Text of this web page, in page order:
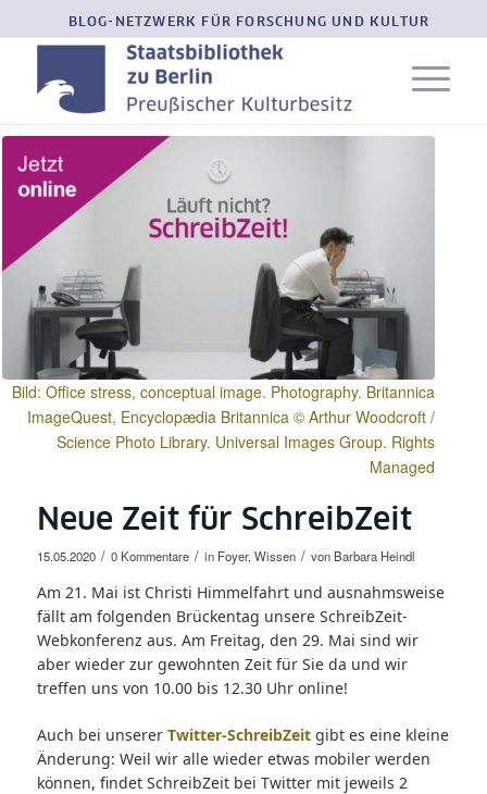
BLOG-NETZWERK FÜR FORSCHUNG UND KULTUR
Bild: Office stress, conceptual image. Photography. Britannica
ImageQuest, Encyclopædia Britannica © Arthur Woodcroft /
Science Photo Library. Universal Images Group. Rights
Managed
Neue Zeit für SchreibZeit
15.05.2020 / 0 Kommentare / in Foyer, Wissen / von Barbara Heindl
Am 21. Mai ist Christi Himmelfahrt und ausnahmsweise
fällt am folgenden Brückentag unsere SchreibZeit-
Webkonferenz aus. Am Freitag, den 29. Mai sind wir
aber wieder zur gewohnten Zeit für Sie da und wir
treffen uns von 10.00 bis 12.30 Uhr online!
Auch bei unserer Twitter-SchreibZeitgibt es eine kleine
Änderung: Weil wir alle wieder etwas mobiler werden
können, findet SchreibZeit bei Twitter mit jeweils 2